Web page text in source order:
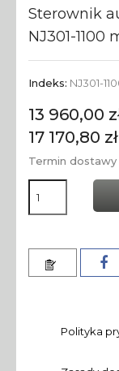
Sterownik
NJ301-1100
Indeks: NJ301-
13 960,00
17 170,80 zł
Termin dostawy
Polityka